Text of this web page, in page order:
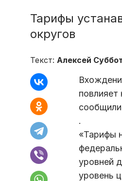
Тарифы
округов
Текст: Алексей
повлияет
.
«Тарифы
уровней
уровень